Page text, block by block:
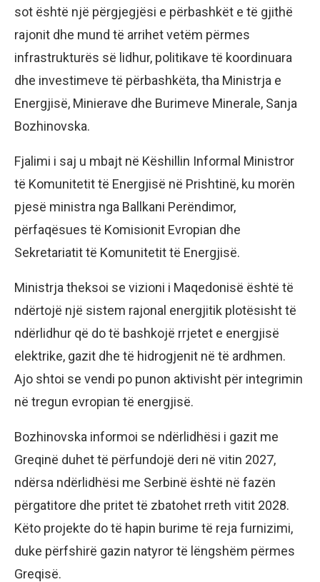
sot është një përgjegjësi e përbashkët e të gjithë
rajonit dhe mund të arrihet vetëm përmes
infrastrukturës së lidhur, politikave të koordinuara
dhe investimeve të përbashkëta, tha Ministrja e
Energjisë, Minierave dhe Burimeve Minerale, Sanja
Bozhinovska.
Fjalimi i saj u mbajt në Këshillin Informal Ministror
të Komunitetit të Energjisë në Prishtinë, ku morën
pjesë ministra nga Ballkani Perëndimor,
përfaqësues të Komisionit Evropian dhe
Sekretariatit të Komunitetit të Energjisë.
Ministrja theksoi se vizioni i Maqedonisë është të
ndërtojë një sistem rajonal energjitik plotësisht të
ndërlidhur që do të bashkojë rrjetet e energjisë
elektrike, gazit dhe të hidrogjenit në të ardhmen.
Ajo shtoi se vendi po punon aktivisht për integrimin
në tregun evropian të energjisë.
Bozhinovska informoi se ndërlidhësi i gazit me
Greqinë duhet të përfundojë deri në vitin 2027,
ndërsa ndërlidhësi me Serbinë është në fazën
përgatitore dhe pritet të zbatohet rreth vitit 2028.
Këto projekte do të hapin burime të reja furnizimi,
duke përfshirë gazin natyror të lëngshëm përmes
Greqisë.